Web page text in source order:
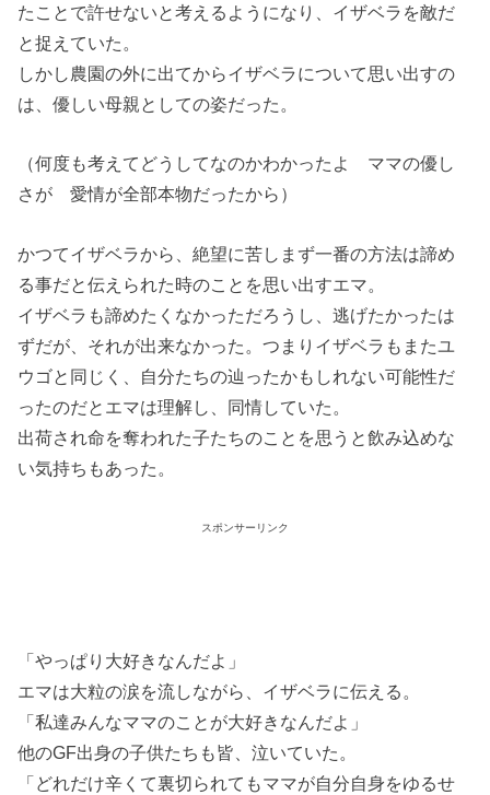
たことで許せないと考えるようになり、イザベラを敵だ
と捉えていた。
しかし農園の外に出てからイザベラについて思い出すの
は、優しい母親としての姿だった。
（何度も考えてどうしてなのかわかったよ ママの優し
さが 愛情が全部本物だったから）
かつてイザベラから、絶望に苦しまず一番の方法は諦め
る事だと伝えられた時のことを思い出すエマ。
イザベラも諦めたくなかっただろうし、逃げたかったは
ずだが、それが出来なかった。つまりイザベラもまたユ
ウゴと同じく、自分たちの辿ったかもしれない可能性だ
ったのだとエマは理解し、同情していた。
出荷され命を奪われた子たちのことを思うと飲み込めな
い気持ちもあった。
スポンサーリンク
「やっぱり大好きなんだよ」
エマは大粒の涙を流しながら、イザベラに伝える。
「私達みんなママのことが大好きなんだよ」
他のGF出身の子供たちも皆、泣いていた。
「どれだけ辛くて裏切られてもママが自分自身をゆるせ